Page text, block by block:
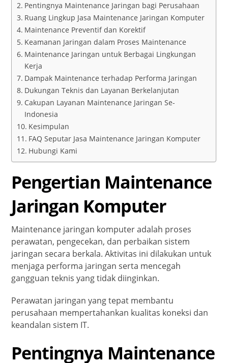
Pentingnya Maintenance Jaringan bagi Perusahaan
Ruang Lingkup Jasa Maintenance Jaringan Komputer
Maintenance Preventif dan Korektif
Keamanan Jaringan dalam Proses Maintenance
Maintenance Jaringan untuk Berbagai Lingkungan
Kerja
Dampak Maintenance terhadap Performa Jaringan
Dukungan Teknis dan Layanan Berkelanjutan
Cakupan Layanan Maintenance Jaringan Se-
Indonesia
Kesimpulan
FAQ Seputar Jasa Maintenance Jaringan Komputer
Hubungi Kami
Pengertian Maintenance
Jaringan Komputer
Maintenance jaringan komputer adalah proses
perawatan, pengecekan, dan perbaikan sistem
jaringan secara berkala. Aktivitas ini dilakukan untuk
menjaga performa jaringan serta mencegah
gangguan teknis yang tidak diinginkan.
Perawatan jaringan yang tepat membantu
perusahaan mempertahankan kualitas koneksi dan
keandalan sistem IT.
Pentingnya Maintenance